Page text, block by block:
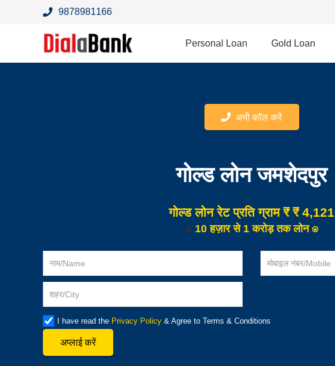
9878981166
Personal Loan Gold Loan
अभी कॉल करें
गोल्ड लोन जमशेदपुर
गोल्ड लोन रेटप्रति ग्राम₹ ₹ 4,121
⍟ 10 हज़ार से 1 करोड़ तक लोन ⍟
I have read the Privacy Policy& Agree to Terms & Conditions
अप्लाई करें